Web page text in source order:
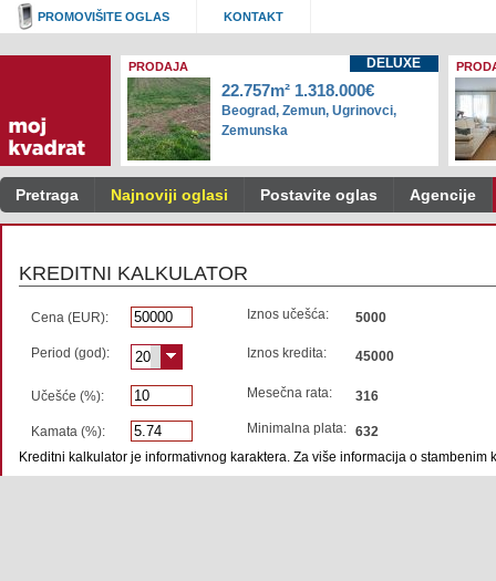
PROMOVIŠITE OGLAS KONTAKT
DELUXE
PRODAJA
22.757m² 1.318.000€
Beograd, Zemun, Ugrinovci,
Zemunska
Pretraga Najnoviji oglasi Postavite oglas Agencije
KREDITNI KALKULATOR
Cena (EUR): Iznos učešća: 5000
Period (god): 20 Iznos kredita: 45000
Učešće (%): Mesečna rata: 316
Kamata (%): Minimalna plata: 632
Kreditni kalkulator je informativnog karaktera. Za više informacija o stambenim